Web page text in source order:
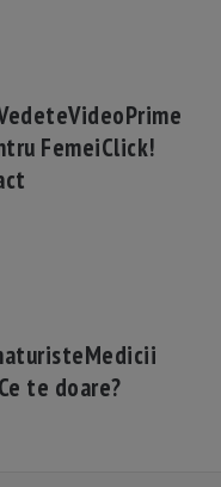
VideoPrime
FemeiClick!
Medicii
Ce te doare?